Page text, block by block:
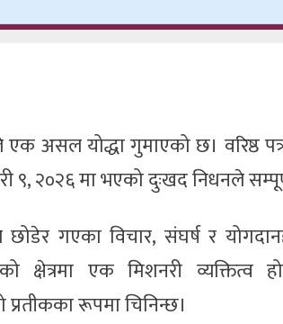
असल योद्धा गुमाएको छ। वरिष्ठ
९, २०२६ मा भएको दुःखद निधनले
छोडेर गएका विचार, संघर्ष र
क्षेत्रमा एक मिशनरी व्यक्तित्व
प्रतीकका रूपमा चिनिन्छ।